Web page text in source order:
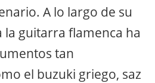
A lo largo de su
la guitarra flamenca ha
tan
el buzuki griego, saz